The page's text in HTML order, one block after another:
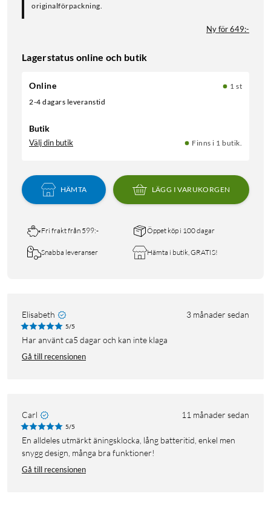
originalförpackning.
Ny för 649:-
Lagerstatus online och butik
Online
1 st
2-4 dagars leveranstid
Butik
Välj din butik Finns i 1 butik.
HÄMTA LÄGG I VARUKORGEN
Fri frakt från 599:- Öppet köp i 100 dagar
Snabba leveranser Hämta i butik, GRATIS!
Elisabeth 3 månader sedan
5/5
Har använt ca5 dagar och kan inte klaga
Gå till recensionen
Carl 11 månader sedan
5/5
En alldeles utmärkt äningsklocka, lång batteritid, enkel men
snygg design, många bra funktioner!
Gå till recensionen